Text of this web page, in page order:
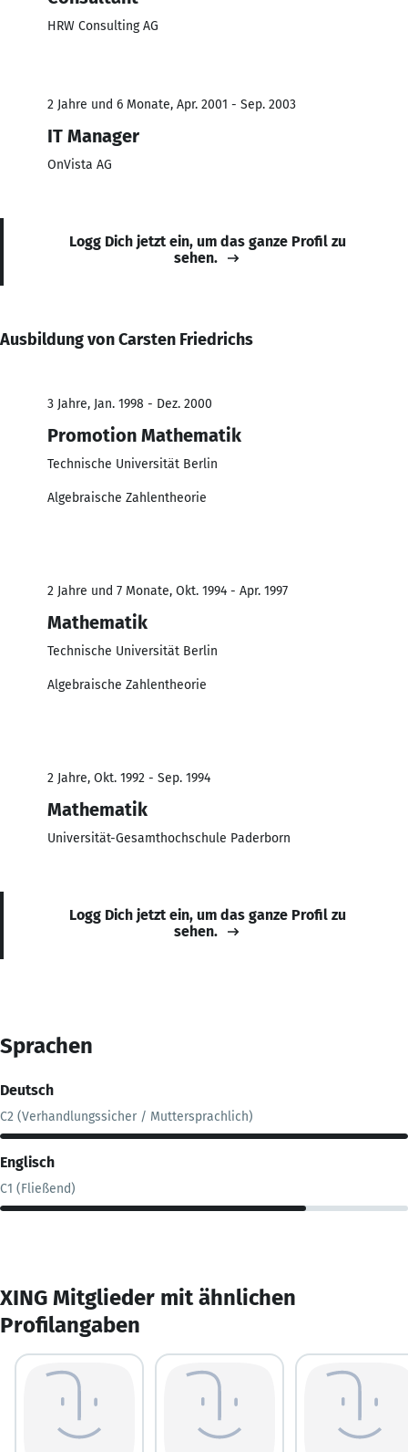
HRW Consulting AG
2 Jahre und 6 Monate, Apr. 2001 - Sep. 2003
IT Manager
OnVista AG
Logg Dich jetzt ein, um das ganze Profil zu
sehen.
Ausbildung von Carsten Friedrichs
3 Jahre, Jan. 1998 - Dez. 2000
Promotion Mathematik
Technische Universität Berlin
Algebraische Zahlentheorie
2 Jahre und 7 Monate, Okt. 1994 - Apr. 1997
Mathematik
Technische Universität Berlin
Algebraische Zahlentheorie
2 Jahre, Okt. 1992 - Sep. 1994
Mathematik
Universität-Gesamthochschule Paderborn
Logg Dich jetzt ein, um das ganze Profil zu
sehen.
Sprachen
Deutsch
C2 (Verhandlungssicher / Muttersprachlich)
Englisch
C1 (Fließend)
XING Mitglieder mit ähnlichen
Profilangaben